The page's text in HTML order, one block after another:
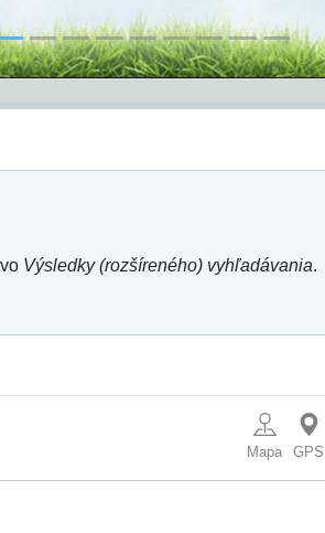
Výsledky (rozšíreného) vyhľadávania.
Mapa GPS